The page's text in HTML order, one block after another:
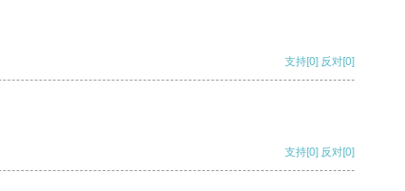
支持[0] 反对[0]
支持[0] 反对[0]